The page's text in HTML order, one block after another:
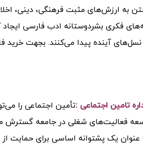
به ارزش‌های مثبت فرهنگی، دینی،
فکری بشردوستانه ادب فارسی ایجاد
آینده پیدا می‌کنند. بجهت خرید
تامين اجتماعی :تأمین اجتماعی را
فعالیت‌های شغلی در جامعه گسترش
یک پشتوانه اساسی برای حمایت از